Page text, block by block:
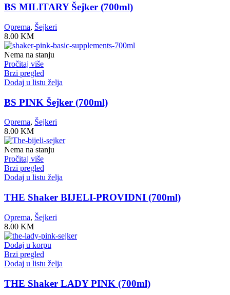
BS MILITARY Šejker (700ml)
Oprema, Šejkeri
8.00 KM
Nema na stanju
Pročitaj više
Brzi pregled
Dodaj u listu želja
BS PINK Šejker (700ml)
Oprema, Šejkeri
8.00 KM
Nema na stanju
Pročitaj više
Brzi pregled
Dodaj u listu želja
THE Shaker BIJELI-PROVIDNI (700ml)
Oprema, Šejkeri
8.00 KM
Dodaj u korpu
Brzi pregled
Dodaj u listu želja
THE Shaker LADY PINK (700ml)